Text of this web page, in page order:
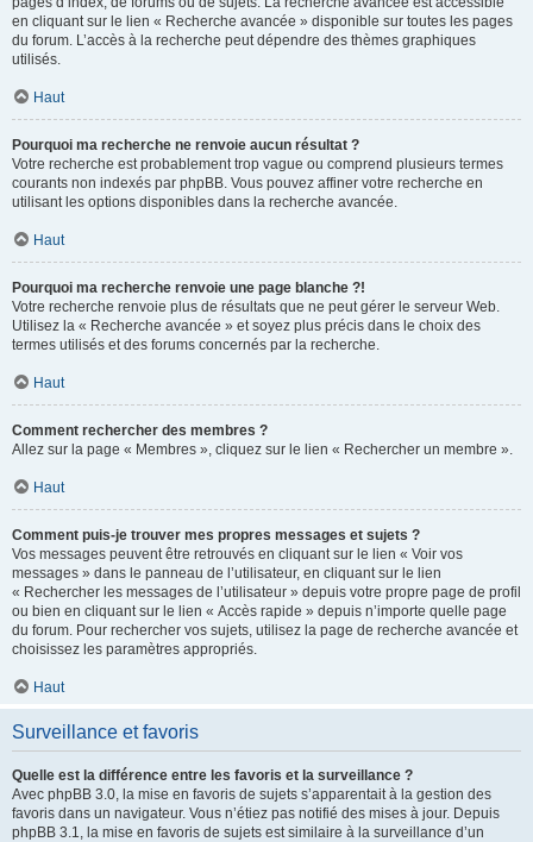
en cliquant sur le lien « Recherche avancée » disponible sur toutes les pages
du forum. L’accès à la recherche peut dépendre des thèmes graphiques
utilisés.
Haut
Pourquoi ma recherche ne renvoie aucun résultat ?
Votre recherche est probablement trop vague ou comprend plusieurs termes
courants non indexés par phpBB. Vous pouvez affiner votre recherche en
utilisant les options disponibles dans la recherche avancée.
Haut
Pourquoi ma recherche renvoie une page blanche ?!
Votre recherche renvoie plus de résultats que ne peut gérer le serveur Web.
Utilisez la « Recherche avancée » et soyez plus précis dans le choix des
termes utilisés et des forums concernés par la recherche.
Haut
Comment rechercher des membres ?
Allez sur la page « Membres », cliquez sur le lien « Rechercher un membre ».
Haut
Comment puis-je trouver mes propres messages et sujets ?
Vos messages peuvent être retrouvés en cliquant sur le lien « Voir vos
messages » dans le panneau de l’utilisateur, en cliquant sur le lien
« Rechercher les messages de l’utilisateur » depuis votre propre page de profil
ou bien en cliquant sur le lien « Accès rapide » depuis n’importe quelle page
du forum. Pour rechercher vos sujets, utilisez la page de recherche avancée et
choisissez les paramètres appropriés.
Haut
Surveillance et favoris
Quelle est la différence entre les favoris et la surveillance ?
Avec phpBB 3.0, la mise en favoris de sujets s’apparentait à la gestion des
favoris dans un navigateur. Vous n’étiez pas notifié des mises à jour. Depuis
phpBB 3.1, la mise en favoris de sujets est similaire à la surveillance d’un